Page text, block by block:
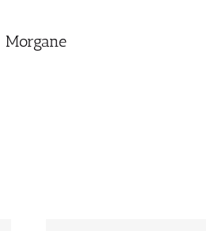
Morgane